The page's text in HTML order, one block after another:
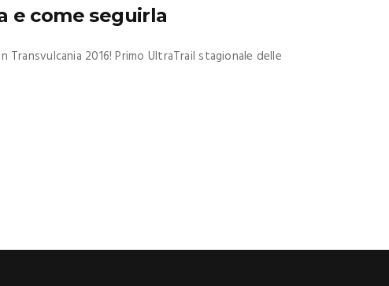
e come seguirla
2016! Primo UltraTrail stagionale delle